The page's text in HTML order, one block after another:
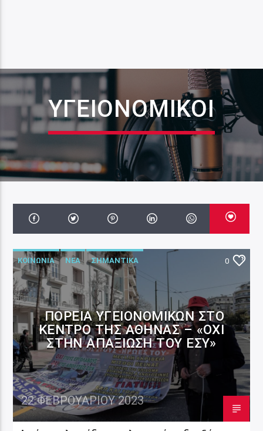
ΥΓΕΙΟΝΟΜΙΚΟΙ
ΚΟΙΝΩΝΙΑ ΝΕΑ ΣΗΜΑΝΤΙΚΑ 0
ΠΟΡΕΊΑ ΥΓΕΙΟΝΟΜΙΚΏΝ ΣΤΟ
ΚΈΝΤΡΟ ΤΗΣ ΑΘΉΝΑΣ – «ΌΧΙ
ΣΤΗΝ ΑΠΑΞΊΩΣΗ ΤΟΥ ΕΣΥ»
22 ΦΕΒΡΟΥΑΡΊΟΥ 2023